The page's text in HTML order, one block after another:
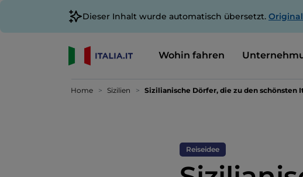
Dieser Inhalt wurde automatisch übersetzt.
Wohin fahren
Home Sizilien Sizilianische Dörfer, die zu den schönsten
Reiseidee